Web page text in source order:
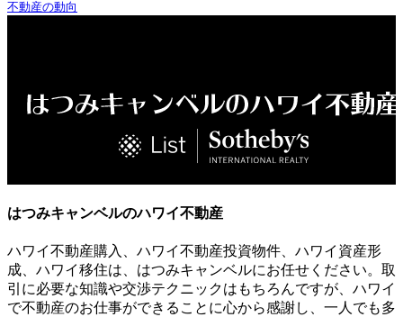
不動産の動向
はつみキャンベルのハワイ不動産
ハワイ不動産購入、ハワイ不動産投資物件、ハワイ資産形
成、ハワイ移住は、はつみキャンベルにお任せください。取
引に必要な知識や交渉テクニックはもちろんですが、ハワイ
で不動産のお仕事ができることに心から感謝し、一人でも多